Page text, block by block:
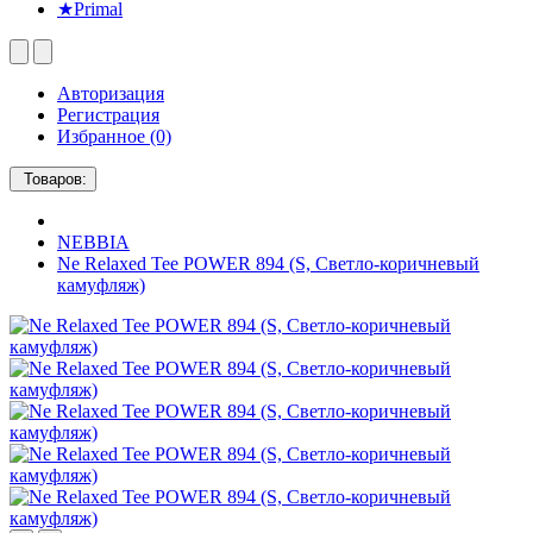
★Primal
Авторизация
Регистрация
Избранное (0)
Товаров:
NEBBIA
Ne Relaxed Tee POWER 894 (S, Светло-коричневый
камуфляж)